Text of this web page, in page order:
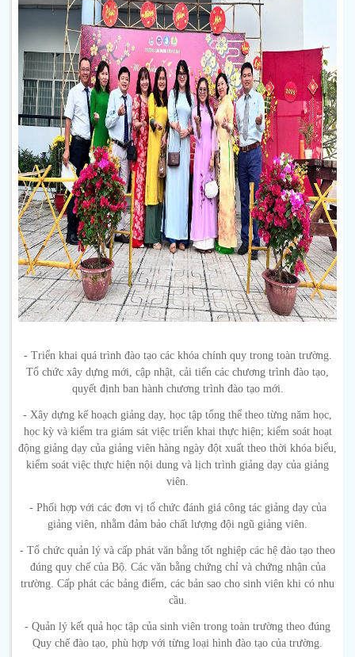
- Triển khai quá trình đào tạo các khóa chính quy trong toàn trường.
Tổ chức xây dựng mới, cập nhật, cải tiến các chương trình đào tạo,
quyết định ban hành chương trình đào tạo mới.
- Xây dựng kế hoạch giảng dạy, học tập tổng thể theo từng năm học,
học kỳ và kiểm tra giám sát việc triển khai thực hiện; kiểm soát hoạt
động giảng dạy của giảng viên hàng ngày đột xuất theo thời khóa biểu,
kiểm soát việc thực hiện nội dung và lịch trình giảng dạy của giảng
viên.
- Phối hợp với các đơn vị tổ chức đánh giá công tác giảng dạy của
giảng viên, nhằm đảm bảo chất lượng đội ngũ giảng viên.
- Tổ chức quản lý và cấp phát văn bằng tốt nghiệp các hệ đào tạo theo
đúng quy chế của Bộ. Các văn bằng chứng chỉ và chứng nhận của
trường. Cấp phát các bảng điểm, các bản sao cho sinh viên khi có nhu
cầu.
- Quản lý kết quả học tập của sinh viên trong toàn trường theo đúng
Quy chế đào tạo, phù hợp với từng loại hình đào tạo của trường.